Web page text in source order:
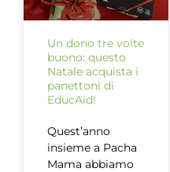
Un dono tre volte
buono: questo
Natale acquista i
panettoni di
EducAid!
Quest’anno
insieme a Pacha
Mama abbiamo